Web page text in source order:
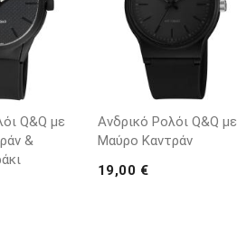
Q&Q με
&
Ανδρικό Ρολόι Q&Q με
Μαύρο Καντράν
19,00 €